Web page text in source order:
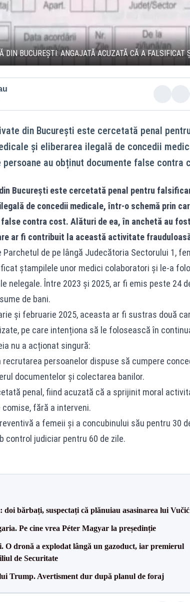
DIN BUCUREȘTI: ANGAJATĂ ACUZATĂ CĂ A
din București este cercetată penal
și eliberarea ilegală de concedii
au obținut documente false contra
București este cercetată penal pentru
de concedii medicale, într-o schemă prin
contra cost. Alături de ea, în anchetă au
ar fi contribuit la această activitate
de pe lângă Judecătoria Sectorului 1,
ștampilele unor medici colaboratori și le-a
nelegale. Între 2023 și 2025, ar fi emis peste 24
de bani.
și februarie 2025, aceasta ar fi sustras două
pe care intenționa să le folosească în
nu a acționat singură:
persoanelor dispuse să cumpere
documentelor și colectarea banilor.
penal, fiind acuzată că a sprijinit moral
fără a interveni.
a femeii și a concubinului său pentru 30
control judiciar pentru 60 de zile.
bărbați, suspectați că plănuiau asasinarea lui Vučić
Pe cine vrea Péter Magyar la președinție
O dronă a explodat lângă un gazoduct, iar premierul
de Securitate
Trump. Avertisment dur după planul de foraj